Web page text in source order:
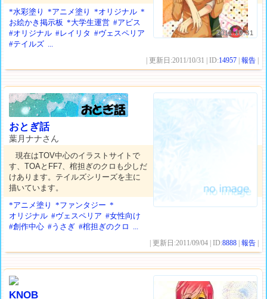
2011.10.31
*水彩塗り
*アニメ塗り *オリジナル *
お絵かき掲示板 *大学生運営 #アビス
#オリジナル #レイリタ #ヴェスペリア
#テイルズ ...
| 更新日:2011/10/31 | ID:14957 |報告
おとぎ話
葉月ナナさん
現在はTOV中心のイラストサイトで
す、TOAとFF7、棺担ぎのクロも少しだ
けあります。テイルズシリーズを主に
描いています。
*アニメ塗り
*ファンタジー *
オリジナル #ヴェスペリア #女性向け
#創作中心 #うさぎ #棺担ぎのクロ ...
| 更新日:2011/09/04 | ID:8888 |報告
KNOB